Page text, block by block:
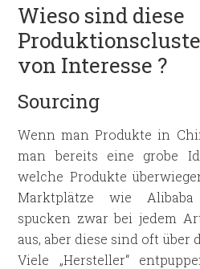
Wieso sind diese
von Interesse ?
Sourcing
Wenn man Produkte in
man bereits eine grobe
welche Produkte
Marktplätze wie Alibaba
spucken zwar bei jedem
aus, aber diese sind oft über
Viele „Hersteller“